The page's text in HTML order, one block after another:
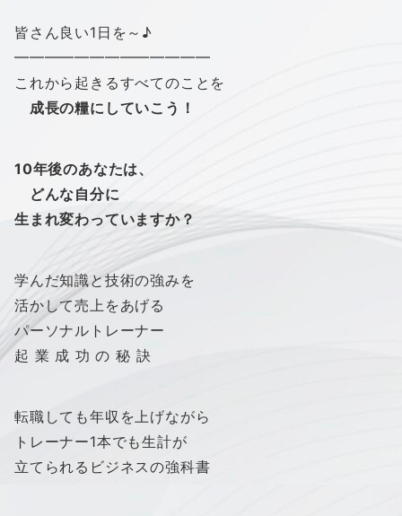
皆さん良い1日を～♪
━━━━━━━━━━━━━
これから起きるすべてのことを
成長の糧にしていこう！
10年後のあなたは、
どんな自分に
生まれ変わっていますか？
学んだ知識と技術の強みを
活かして売上をあげる
パーソナルトレーナー
起 業 成 功 の 秘 訣
転職しても年収を上げながら
トレーナー1本でも生計が
立てられるビジネスの強科書